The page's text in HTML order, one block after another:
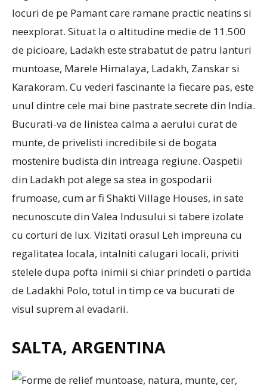
locuri de pe Pamant care ramane practic neatins si
neexplorat. Situat la o altitudine medie de 11.500
de picioare, Ladakh este strabatut de patru lanturi
muntoase, Marele Himalaya, Ladakh, Zanskar si
Karakoram. Cu vederi fascinante la fiecare pas, este
unul dintre cele mai bine pastrate secrete din India.
Bucurati-va de linistea calma a aerului curat de
munte, de privelisti incredibile si de bogata
mostenire budista din intreaga regiune. Oaspetii
din Ladakh pot alege sa stea in gospodarii
frumoase, cum ar fi Shakti Village Houses, in sate
necunoscute din Valea Indusului si tabere izolate
cu corturi de lux. Vizitati orasul Leh impreuna cu
regalitatea locala, intalniti calugari locali, priviti
stelele dupa pofta inimii si chiar prindeti o partida
de Ladakhi Polo, totul in timp ce va bucurati de
visul suprem al evadarii.
SALTA, ARGENTINA